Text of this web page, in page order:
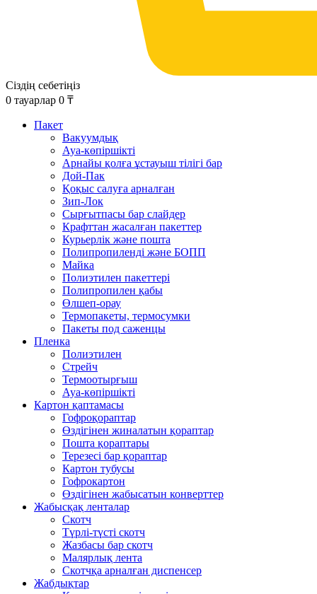
Сіздің себетіңіз
0 тауарлар 0 ₸
Пакет
Вакуумдық
Ауа-көпіршікті
Арнайы қолға ұстауыш тілігі бар
Дой-Пак
Қоқыс салуға арналған
Зип-Лок
Сырғытпасы бар слайдер
Крафттан жасалған пакеттер
Курьерлік және пошта
Полипропиленді және БОПП
Майка
Полиэтилен пакеттері
Полипропилен қабы
Өлшеп-орау
Термопакеты, термосумки
Пакеты под саженцы
Пленка
Полиэтилен
Стрейч
Термоотырғыш
Ауа-көпіршікті
Картон қаптамасы
Гофроқораптар
Өздігінен жиналатын қораптар
Пошта қораптары
Терезесі бар қораптар
Картон тубусы
Гофрокартон
Өздігінен жабысатын конверттер
Жабысқақ ленталар
Скотч
Түрлі-түсті скотч
Жазбасы бар скотч
Малярлық лента
Скотчқа арналған диспенсер
Жабдықтар